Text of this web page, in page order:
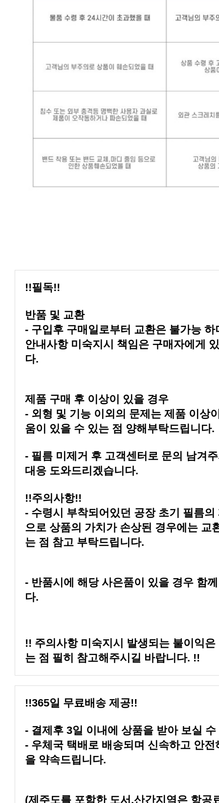
!!필독!!
반품 및 교환
다.
제품 구매 후 이상이 있을 경우
움이 있을 수 있는 점 양해부탁드립니다.
대응 도와드리겠습니다.
!!주의사항!!
는 점 참고 부탁드립니다.
다.
는 점 필히 참고해주시길 바랍니다. !!
!!365일 무료배송 제공!!
- 결제후 3일 이내에 상품을 받아 보실
을 약속드립니다.